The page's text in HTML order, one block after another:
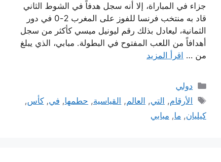
جزاء في المباراة، إلا أنه سجل هدفاً في الشوط الثاني
قاد به منتخب فرنسا للفوز على المغرب 2-0 في دور
الثمانية، ليعادل بذلك رقم ليونيل ميسي كأكثر من سجل
أهدافاً من اللعب المفتوح في البطولة. مبابي، الذي يبلغ
من … اقرأ المزيد
التصنيفات
دولي
الوسوم
الأرقام, التي, العالم, القياسية, حطمها, في,كأس,
كيليان, ما, مبابي